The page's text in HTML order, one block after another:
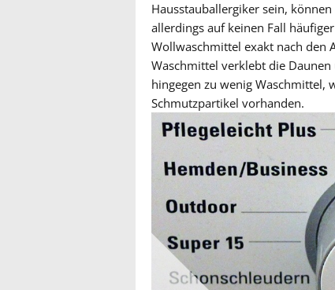
Hausstauballergiker sein,
allerdings auf keinen Fall
Wollwaschmittel exakt nach den
Waschmittel verklebt die
hingegen zu wenig Waschmittel,
Schmutzpartikel vorhanden.